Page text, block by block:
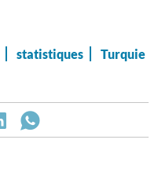
statistiques Turquie